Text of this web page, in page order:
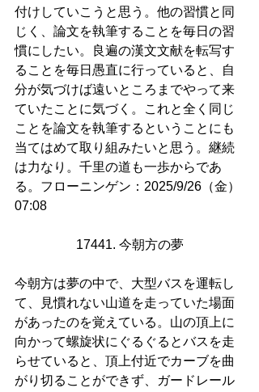
付けしていこうと思う。他の習慣と同
じく、論文を執筆することを毎日の習
慣にしたい。良遍の漢文文献を転写す
ることを毎日愚直に行っていると、自
分が気づけば遠いところまでやって来
ていたことに気づく。これと全く同じ
ことを論文を執筆するということにも
当てはめて取り組みたいと思う。継続
は力なり。千里の道も一歩からであ
る。フローニンゲン：2025/9/26（金）
07:08
17441. 今朝方の夢
今朝方は夢の中で、大型バスを運転し
て、見慣れない山道を走っていた場面
があったのを覚えている。山の頂上に
向かって螺旋状にぐるぐるとバスを走
らせていると、頂上付近でカーブを曲
がり切ることができず、ガードレール